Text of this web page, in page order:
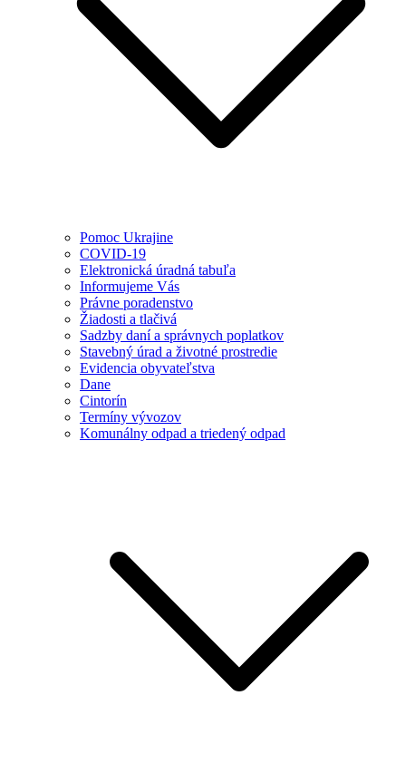
Pomoc Ukrajine
COVID-19
Elektronická úradná tabuľa
Informujeme Vás
Právne poradenstvo
Žiadosti a tlačivá
Sadzby daní a správnych poplatkov
Stavebný úrad a životné prostredie
Evidencia obyvateľstva
Dane
Cintorín
Termíny vývozov
Komunálny odpad a triedený odpad